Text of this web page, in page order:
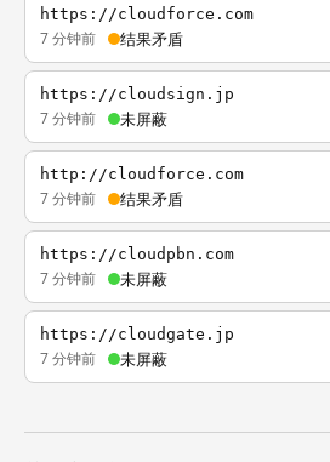
https://cloudforce.com
7 分钟前 结果矛盾
https://cloudsign.jp
7 分钟前 未屏蔽
http://cloudforce.com
7 分钟前 结果矛盾
https://cloudpbn.com
7 分钟前 未屏蔽
https://cloudgate.jp
7 分钟前 未屏蔽